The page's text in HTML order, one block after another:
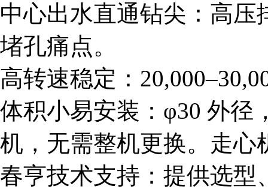
中心出水直通钻尖：高压
堵孔痛点。
高转速稳定：
体积小易安装：φ30 外径
机，无需整机更换。走心
春亨技术支持：提供选型